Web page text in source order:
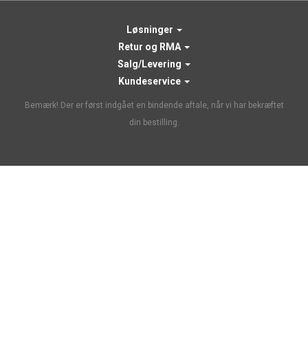
Løsninger
Retur og RMA
Salg/Levering
Kundeservice
Bemærk! Der er først indgået en bindende aftale, når vi har bekræftet
din bestilling.